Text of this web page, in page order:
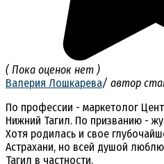
( Пока оценок нет )
Валерия Лошкарева/ автор
По профессии - маркетолог
Нижний Тагил. По призванию -
Хотя родилась и свое
Астрахани, но всей душой
Тагил в частности.